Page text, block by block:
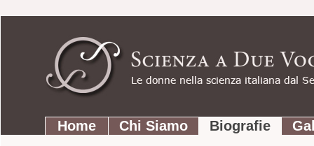
contenuti.
Strumenti
personali
SezioniHome Chi Siamo Biografie